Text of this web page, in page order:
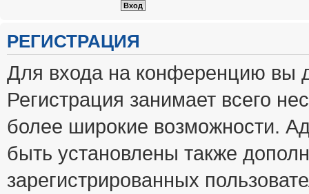
РЕГИСТРАЦИЯ
Для входа на конференцию вы
Регистрация занимает всего
более широкие возможности.
быть установлены также
зарегистрированных